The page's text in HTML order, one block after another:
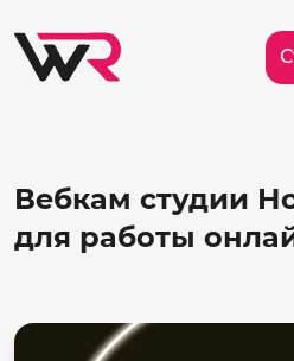
Вебкам студии
для работы